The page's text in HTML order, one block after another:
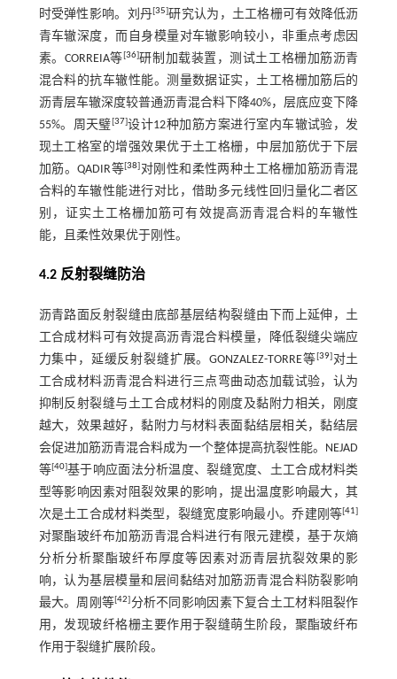
时受弹性影响。刘丹[35]研究认为，土工格栅可有效降低沥
青车辙深度，而自身模量对车辙影响较小，非重点考虑因
素。CORREIA等[36]研制加载装置，测试土工格栅加筋沥青
混合料的抗车辙性能。测量数据证实，土工格栅加筋后的
沥青层车辙深度较普通沥青混合料下降40%，层底应变下降
55%。周天璧[37]设计12种加筋方案进行室内车辙试验，发
现土工格室的增强效果优于土工格栅，中层加筋优于下层
加筋。QADIR等[38] 对刚性和柔性两种土工格栅加筋沥青混
合料的车辙性能进行对比，借助多元线性回归量化二者区
别，证实土工格栅加筋可有效提高沥青混合料的车辙性
能，且柔性效果优于刚性。
4.2 反射裂缝防治
沥青路面反射裂缝由底部基层结构裂缝由下而上延伸，土
工合成材料可有效提高沥青混合料模量，降低裂缝尖端应
力集中，延缓反射裂缝扩展。GONZALEZ-TORRE等[39]对土
工合成材料沥青混合料进行三点弯曲动态加载试验，认为
抑制反射裂缝与土工合成材料的刚度及黏附力相关，刚度
越大，效果越好，黏附力与材料表面黏结层相关，黏结层
会促进加筋沥青混合料成为一个整体提高抗裂性能。NEJAD
等[40]基于响应面法分析温度、裂缝宽度、土工合成材料类
型等影响因素对阻裂效果的影响，提出温度影响最大，其
次是土工合成材料类型，裂缝宽度影响最小。乔建刚等[41]
对聚酯玻纤布加筋沥青混合料进行有限元建模，基于灰熵
分析分析聚酯玻纤布厚度等因素对沥青层抗裂效果的影
响，认为基层模量和层间黏结对加筋沥青混合料防裂影响
最大。周刚等[42]分析不同影响因素下复合土工材料阻裂作
用，发现玻纤格栅主要作用于裂缝萌生阶段，聚酯玻纤布
作用于裂缝扩展阶段。